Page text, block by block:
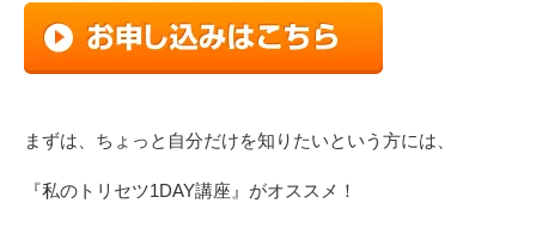
まずは、ちょっと自分だけを知りたいという方には、
『私のトリセツ1DAY講座』がオススメ！